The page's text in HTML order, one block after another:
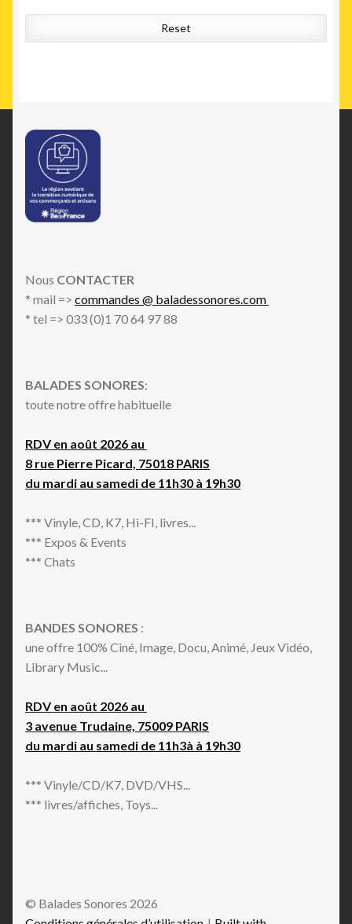
Reset
Nous CONTACTER
* mail => commandes @ baladessonores.com
* tel => 033 (0)1 70 64 97 88
BALADES SONORES:
toute notre offre habituelle
RDV en août 2026 au
8 rue Pierre Picard, 75018 PARIS
du mardi au samedi de 11h30 à 19h30
*** Vinyle, CD, K7, Hi-FI, livres...
*** Expos & Events
*** Chats
BANDES SONORES :
une offre 100% Ciné, Image, Docu, Animé, Jeux Vidéo,
Library Music...
RDV en août 2026 au
3 avenue Trudaine, 75009 PARIS
du mardi au samedi de 11h3à à 19h30
*** Vinyle/CD/K7, DVD/VHS...
*** livres/affiches, Toys...
© Balades Sonores 2026